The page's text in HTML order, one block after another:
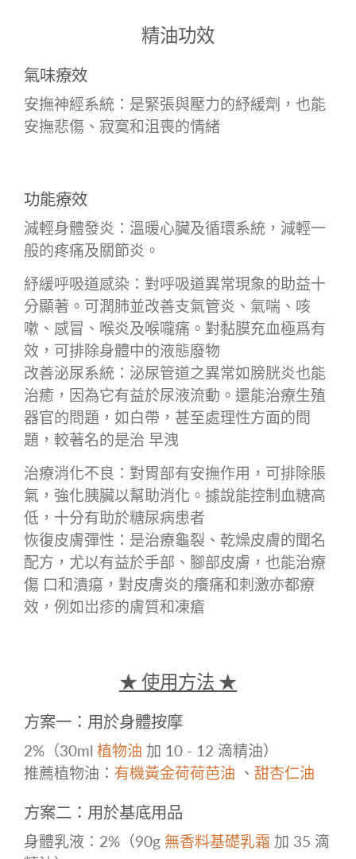
精油功效
氣味療效
安撫神經系統：是緊張與壓力的紓緩劑，也能
安撫悲傷、寂寞和沮喪的情緒
功能療效
減輕身體發炎：溫暖心臟及循環系統，減輕一
般的疼痛及關節炎。
紓緩呼吸道感染：對呼吸道異常現象的助益十
分顯著。可潤肺並改善支氣管炎、氣喘、咳
嗽、感冒、喉炎及喉嚨痛。對黏膜充血極爲有
效，可排除身體中的液態廢物
改善泌尿系統：泌尿管道之異常如膀胱炎也能
治癒，因為它有益於尿液流動。還能治療生殖
器官的問題，如白帶，甚至處理性方面的問
題，較著名的是治 早洩
治療消化不良：對胃部有安撫作用，可排除脹
氣，強化胰臟以幫助消化。據說能控制血糖高
低，十分有助於糖尿病患者
恢復皮膚彈性：是治療龜裂、乾燥皮膚的聞名
配方，尤以有益於手部、腳部皮膚，也能治療
傷 口和潰瘍，對皮膚炎的癢痛和刺激亦都療
效，例如岀疹的膚質和凍瘡
★ 使用方法 ★
方案一：用於身體按摩
2%（30ml 植物油 加 10 - 12 滴精油）
推薦植物油： 有機黃金荷荷芭油 、 甜杏仁油
方案二：用於基底用品
身體乳液：2%（90g 無香料基礎乳霜 加 35 滴